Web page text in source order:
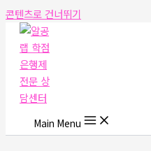
콘텐츠로 건너뛰기
Main Menu